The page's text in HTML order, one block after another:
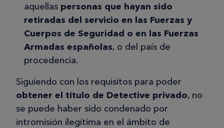
aquellas personas que hayan sido
retiradas del servicio en las Fuerzas y
Cuerpos de Seguridad o en las Fuerzas
Armadas españolas, o del país de
procedencia.
Siguiendo con los requisitos para poder
obtener el título de Detective privado, no
se puede haber sido condenado por
intromisión ilegítima en el ámbito de